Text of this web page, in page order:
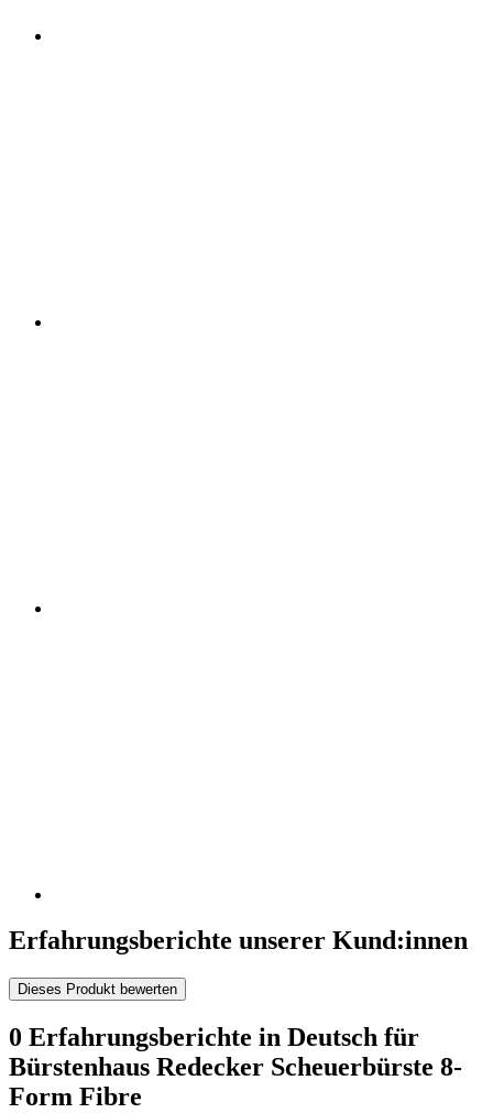
Erfahrungsberichte unserer Kund:innen
Dieses Produkt bewerten
0 Erfahrungsberichte in Deutsch für
Bürstenhaus Redecker Scheuerbürste 8-
Form Fibre